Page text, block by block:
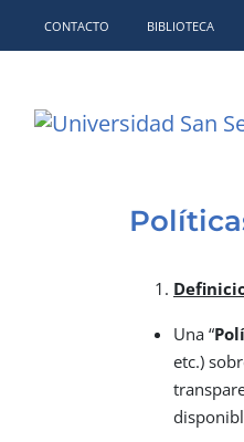
CONTACTO BIBLIOTECA
Una “
etc.)